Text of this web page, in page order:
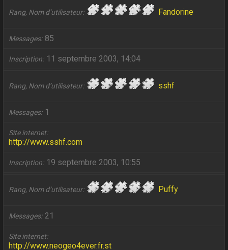
Rang, Nom d’utilisateur Fandorine
Messages 85
Inscription 11 septembre 2003, 14:04
Rang, Nom d’utilisateur sshf
Messages 1
Site internet
http://www.sshf.com
Inscription 19 septembre 2003, 10:55
Rang, Nom d’utilisateur Puffy
Messages 21
Site internet
http://www.neogeo4ever.fr.st